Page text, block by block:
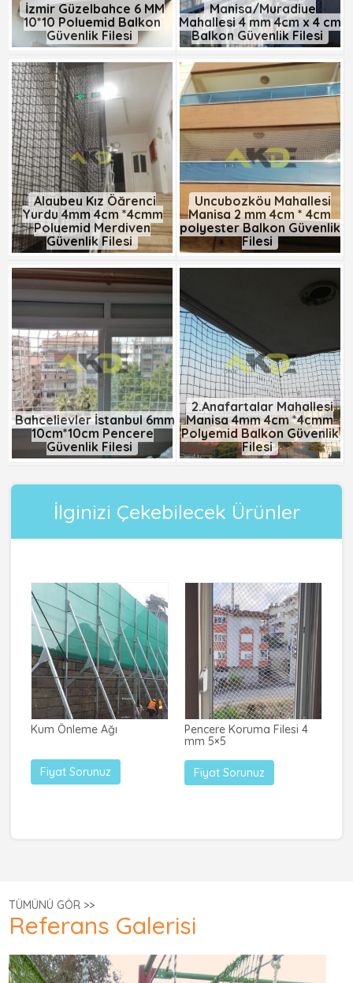
İzmir Güzelbahçe 6 MM
10*10 Polyemid Balkon
Güvenlik Filesi
Manisa/Muradiye
Mahallesi 4 mm 4cm x 4 cm
Balkon Güvenlik Filesi
Alaybey Kız Öğrenci
Yurdu 4mm 4cm *4cmm
Polyemid Merdiven
Güvenlik Filesi
Uncubozköy Mahallesi
Manisa 2 mm 4cm * 4cm
polyester Balkon Güvenlik
Filesi
Bahçelievler İstanbul 6mm
10cm*10cm Pencere
Güvenlik Filesi
2.Anafartalar Mahallesi
Manisa 4mm 4cm *4cmm
Polyemid Balkon Güvenlik
Filesi
İlginizi Çekebilecek Ürünler
Kum Önleme Ağı
Fiyat Sorunuz
Pencere Koruma Filesi 4
mm 5×5
Fiyat Sorunuz
Referans Galerisi
TÜMÜNÜ GÖR >>